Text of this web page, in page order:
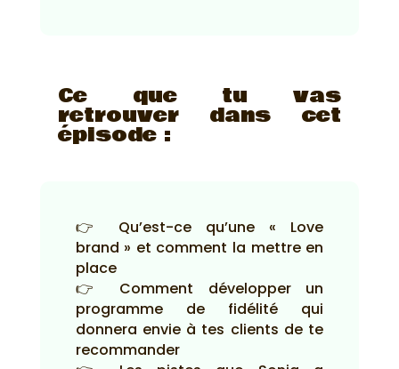
Ce que tu vas
retrouver dans cet
épisode :
👉 Qu’est-ce qu’une « Love
brand » et comment la mettre en
place
👉 Comment développer un
programme de fidélité qui
donnera envie à tes clients de te
recommander